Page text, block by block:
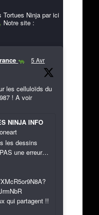
Tortues Ninja par ici
Notre site :
5 Avr
les celluloïds du
! A voir
NINJA INFO
les dessins
une erreur…
qui partagent !!